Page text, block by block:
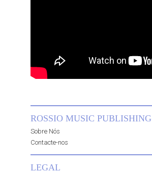
ROSSIO MUSIC PUBLISHING
Sobre Nós
Contacte-nos
LEGAL